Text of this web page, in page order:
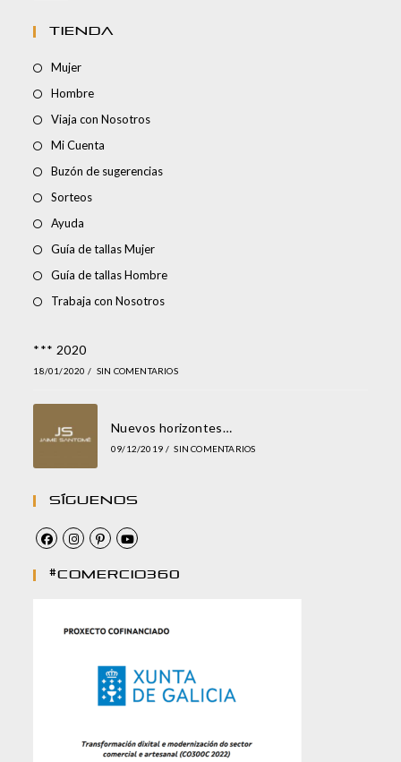
TIENDA
Mujer
Hombre
Viaja con Nosotros
Mi Cuenta
Buzón de sugerencias
Sorteos
Ayuda
Guía de tallas Mujer
Guía de tallas Hombre
Trabaja con Nosotros
*** 2020
18/01/2020 / SIN COMENTARIOS
Nuevos horizontes…
09/12/2019 / SIN COMENTARIOS
Síguenos
#comercio360